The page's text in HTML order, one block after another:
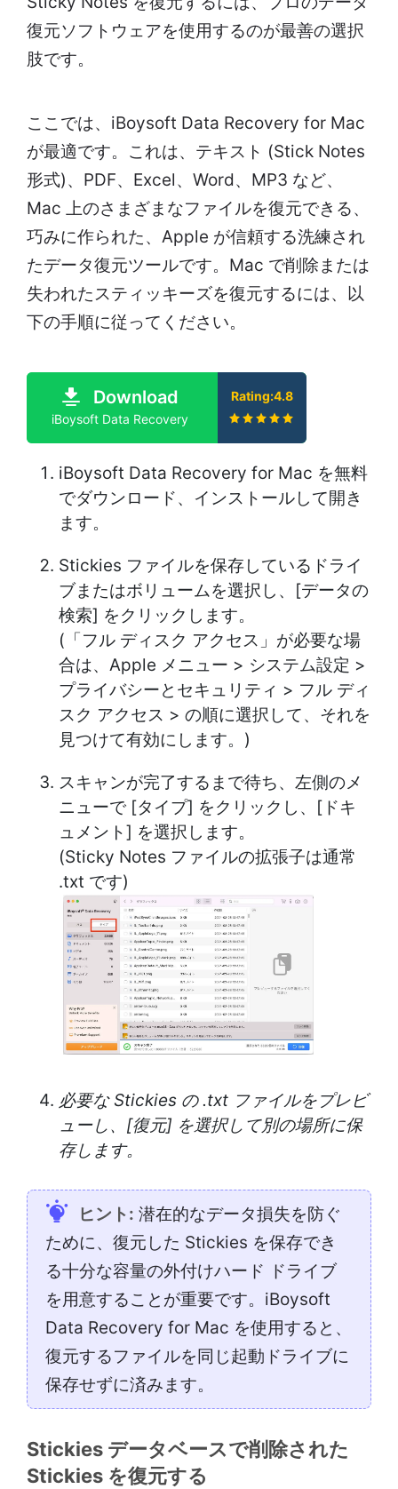
復元ソフトウェアを使用するのが最善の選択
肢です。
ここでは、iBoysoft Data Recovery for Mac
が最適です。これは、テキスト (Stick Notes
形式)、PDF、Excel、Word、MP3 など、
Mac 上のさまざまなファイルを復元できる、
巧みに作られた、Apple が信頼する洗練され
たデータ復元ツールです。Mac で削除または
失われたスティッキーズを復元するには、以
下の手順に従ってください。
Download
iBoysoft Data Recovery
Rating:4.8
iBoysoft Data Recovery for Mac を無料
でダウンロード、インストールして開き
ます。
Stickies ファイルを保存しているドライ
ブまたはボリュームを選択し、[データの
検索] をクリックします。
(「フル ディスク アクセス」が必要な場
合は、Apple メニュー > システム設定 >
プライバシーとセキュリティ > フル ディ
スク アクセス > の順に選択して、それを
見つけて有効にします。)
スキャンが完了するまで待ち、左側のメ
ニューで [タイプ] をクリックし、[ドキ
ュメント] を選択します。
(Sticky Notes ファイルの拡張子は通常
.txt です)
必要な Stickies の .txt ファイルをプレビ
ューし、[復元] を選択して別の場所に保
存します。
ヒント: 潜在的なデータ損失を防ぐ
ために、復元した Stickies を保存でき
る十分な容量の外付けハード ドライブ
を用意することが重要です。iBoysoft
Data Recovery for Mac を使用すると、
復元するファイルを同じ起動ドライブに
保存せずに済みます。
Stickies データベースで削除された
Stickies を復元する